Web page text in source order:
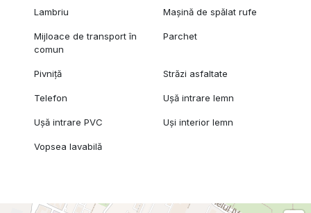
Lambriu Mașină de spălat rufe
Mijloace de transport în
comun
Parchet
Pivniță Străzi asfaltate
Telefon Ușă intrare lemn
Ușă intrare PVC Uși interior lemn
Vopsea lavabilă